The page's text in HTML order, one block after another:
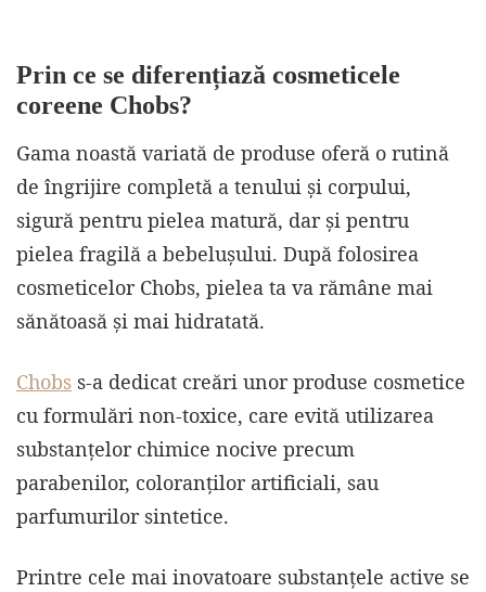
Prin ce se diferențiază cosmeticele
coreene Chobs?
Gama noastă variată de produse oferă o rutină
de îngrijire completă a tenului și corpului,
sigură pentru pielea matură, dar și pentru
pielea fragilă a bebelușului. După folosirea
cosmeticelor Chobs, pielea ta va rămâne mai
sănătoasă și mai hidratată.
Chobs s-a dedicat creări unor produse cosmetice
cu formulări non-toxice, care evită utilizarea
substanțelor chimice nocive precum
parabenilor, coloranților artificiali, sau
parfumurilor sintetice.
Printre cele mai inovatoare substanțele active se